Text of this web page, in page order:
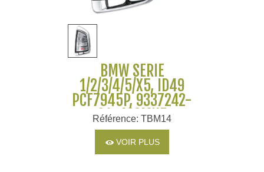
BMW SERIE
1/2/3/4/5/X5, ID49
PCF7945P, 9337242-
01, 433MHZ
Référence: TBM14
VOIR PLUS